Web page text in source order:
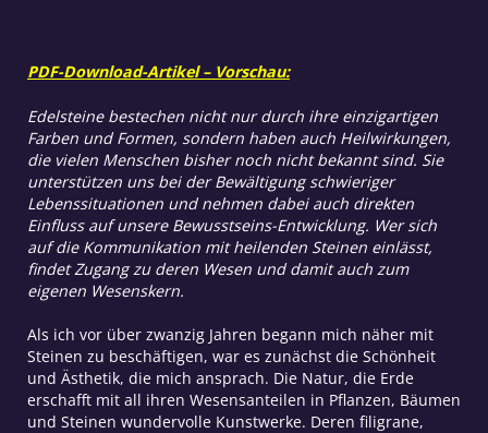
PDF-Download-Artikel – Vorschau:
Edelsteine bestechen nicht nur durch ihre einzigartigen
Farben und Formen, sondern haben auch Heilwirkungen,
die vielen Menschen bisher noch nicht bekannt sind. Sie
unterstützen uns bei der Bewältigung schwieriger
Lebenssituationen und nehmen dabei auch direkten
Einfluss auf unsere Bewusstseins-Entwicklung. Wer sich
auf die Kommunikation mit heilenden Steinen einlässt,
findet Zugang zu deren Wesen und damit auch zum
eigenen Wesenskern.
Als ich vor über zwanzig Jahren begann mich näher mit
Steinen zu beschäftigen, war es zunächst die Schönheit
und Ästhetik, die mich ansprach. Die Natur, die Erde
erschafft mit all ihren Wesensanteilen in Pflanzen, Bäumen
und Steinen wundervolle Kunstwerke. Deren filigrane,